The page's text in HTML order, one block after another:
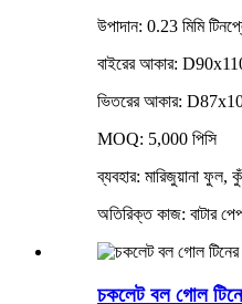
উপাদান: 0.23 মিমি
বাইরের আকার:
ভিতরের আকার:
MOQ: 5,000 পিসি
ব্যবহার: মারিজুয়ানা ফুল,
অতিরিক্ত কাজ: বাটার
চকলেট বল গোল